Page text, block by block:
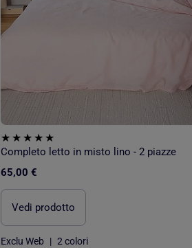
Completo letto in misto lino - 2 piazze
65,00 €
Vedi prodotto
Exclu Web | 2 colori